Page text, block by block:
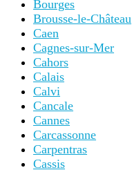
Bourges
Brousse-le-Château
Caen
Cagnes-sur-Mer
Cahors
Calais
Calvi
Cancale
Cannes
Carcassonne
Carpentras
Cassis